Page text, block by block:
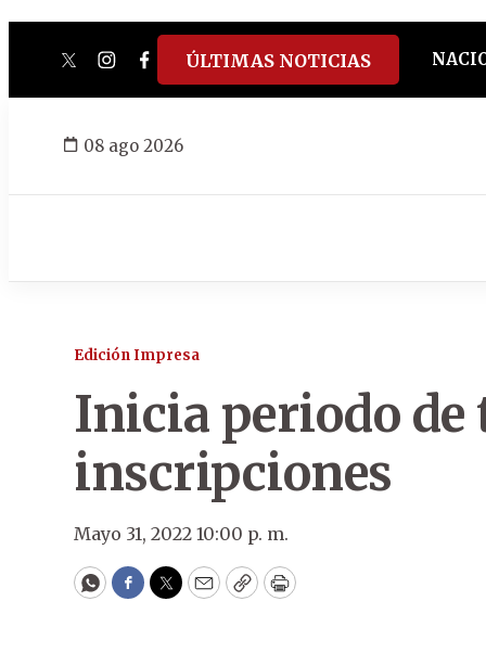
twitterinstagram
facebook
tiktokyoutube
spotify
ÚLTIMAS NOTICIAS
08 ago 2026
Edición Impresa
Inicia periodo de
inscripciones
Mayo 31, 2022 10:00 p. m.
WhatsApp
Facebook
Twitter
EmailCopyPrint